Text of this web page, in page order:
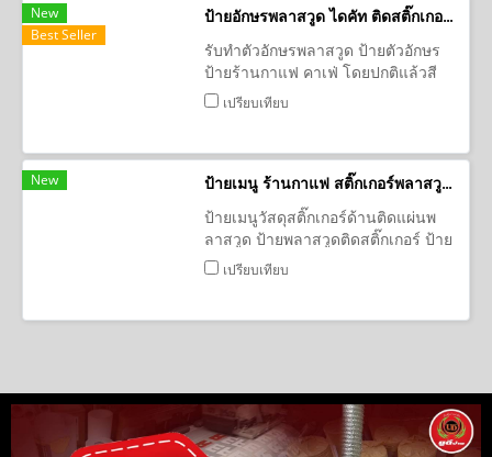
New
Best Seller
ป้ายอักษรพลาสวูด ไดคัท ติดสติ๊กเกอร์ ป้ายร้านคาแฟ่
รับทำตัวอักษรพลาสวูด ป้ายตัวอักษร
ป้ายร้านกาแฟ คาเฟ่ โดยปกติแล้วสี
ของเนื้อวัสดุพลาสวูดจะเป็นสีขาว ติด
เปรียบเทียบ
New
ป้ายเมนู ร้านกาแฟ สติ๊กเกอร์พลาสวูด อุดร
ป้ายเมนูวัสดุสติ๊กเกอร์ด้านติดแผ่นพ
ลาสวูด ป้ายพลาสวูดติดสติ๊กเกอร์ ป้าย
เมนูอาหาร ป้ายเตือน; ป้ายพลาสวูดได
เปรียบเทียบ